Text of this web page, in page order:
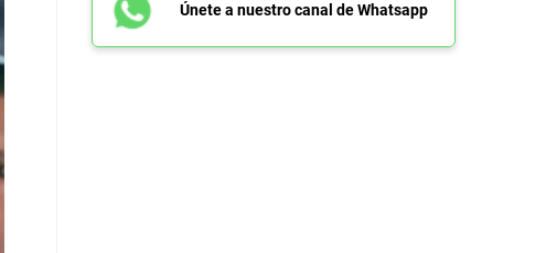
Únete a nuestro canal de Whatsapp